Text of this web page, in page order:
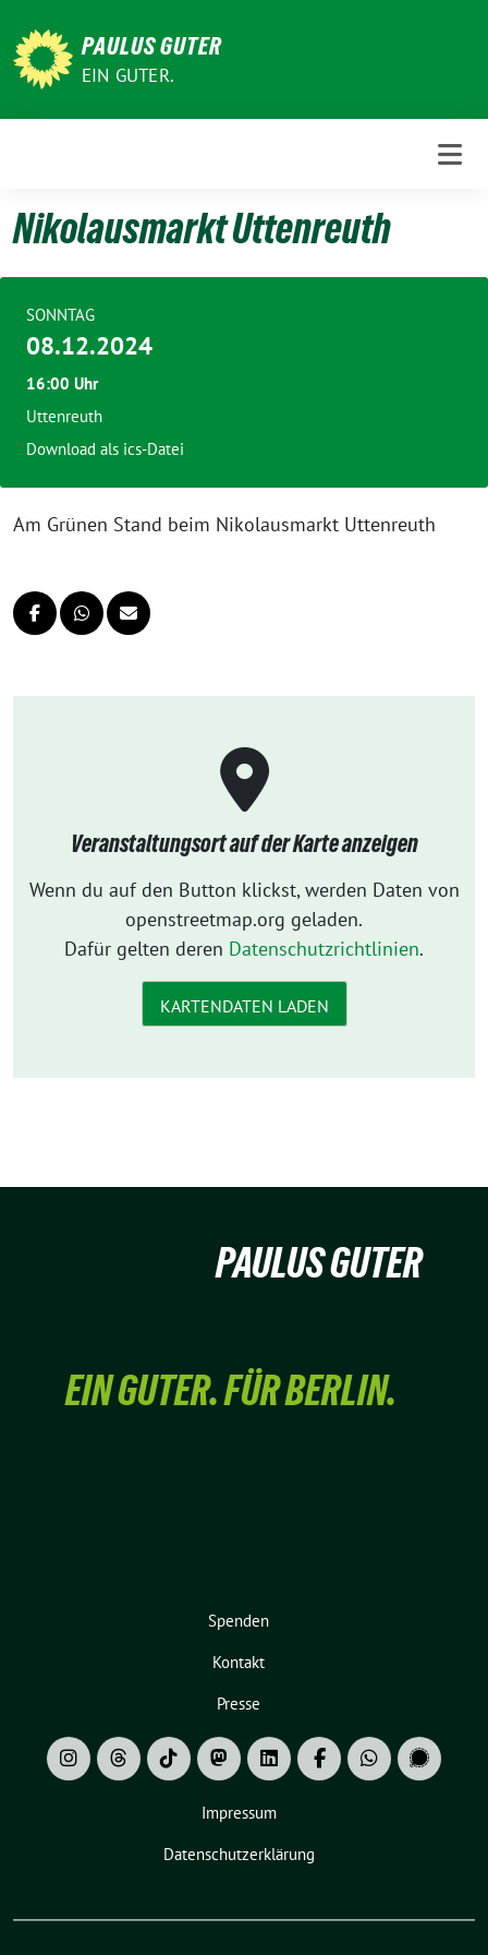
zum
Inhalt
PAULUS GUTER
EIN GUTER.
Nikolausmarkt Uttenreuth
Am Grünen Stand beim Nikolausmarkt Uttenreuth
SONNTAG
08.12.2024
16:00 Uhr
Uttenreuth
Download als ics-Datei
Veranstaltungsort auf der Karte anzeigen
Wenn du auf den Button klickst, werden Daten von
openstreetmap.org geladen.
Dafür gelten deren Datenschutzrichtlinien.
KARTENDATEN LADEN
PAULUS GUTER
EIN GUTER. FÜR BERLIN.
Spenden
Kontakt
Presse
Impressum
Datenschutzerklärung